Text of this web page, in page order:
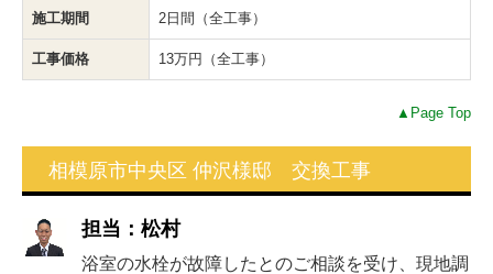
施工期間 2日間（全工事）
工事価格 13万円（全工事）
▲Page Top
相模原市中央区 仲沢様邸 交換工事
担当：松村
浴室の水栓が故障したとのご相談を受け、現地調